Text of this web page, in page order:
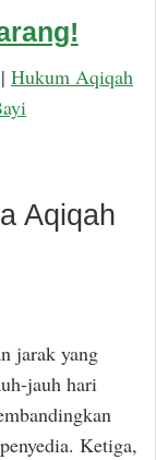
| Hukum Aqiqah
Aqiqah
jarak yang
jauh hari
Ketiga,